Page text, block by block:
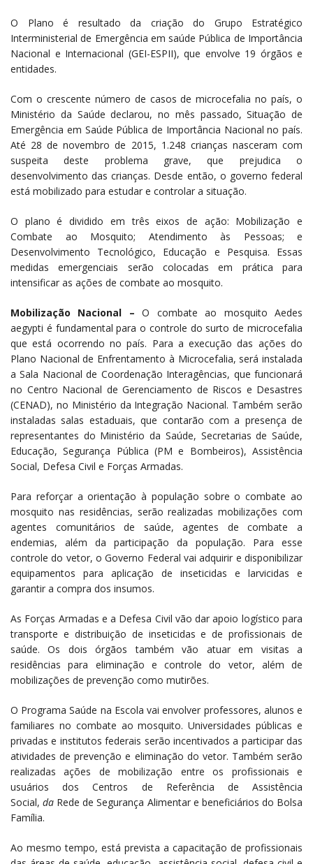
O Plano é resultado da criação do Grupo Estratégico
Interministerial de Emergência em saúde Pública de Importância
Nacional e Internacional (GEI-ESPII), que envolve 19 órgãos e
entidades.
Com o crescente número de casos de microcefalia no país, o
Ministério da Saúde declarou, no mês passado, Situação de
Emergência em Saúde Pública de Importância Nacional no país.
Até 28 de novembro de 2015, 1.248 crianças nasceram com
suspeita deste problema grave, que prejudica o
desenvolvimento das crianças. Desde então, o governo federal
está mobilizado para estudar e controlar a situação.
O plano é dividido em três eixos de ação: Mobilização e
Combate ao Mosquito; Atendimento às Pessoas; e
Desenvolvimento Tecnológico, Educação e Pesquisa. Essas
medidas emergenciais serão colocadas em prática para
intensificar as ações de combate ao mosquito.
Mobilização Nacional –O combate ao mosquito Aedes
aegypti é fundamental para o controle do surto de microcefalia
que está ocorrendo no país. Para a execução das ações do
Plano Nacional de Enfrentamento à Microcefalia, será instalada
a Sala Nacional de Coordenação Interagências, que funcionará
no Centro Nacional de Gerenciamento de Riscos e Desastres
(CENAD), no Ministério da Integração Nacional. Também serão
instaladas salas estaduais, que contarão com a presença de
representantes do Ministério da Saúde, Secretarias de Saúde,
Educação, Segurança Pública (PM e Bombeiros), Assistência
Social, Defesa Civil e Forças Armadas.
Para reforçar a orientação à população sobre o combate ao
mosquito nas residências, serão realizadas mobilizações com
agentes comunitários de saúde, agentes de combate a
endemias, além da participação da população. Para esse
controle do vetor, o Governo Federal vai adquirir e disponibilizar
equipamentos para aplicação de inseticidas e larvicidas e
garantir a compra dos insumos.
As Forças Armadas e a Defesa Civil vão dar apoio logístico para
transporte e distribuição de inseticidas e de profissionais de
saúde. Os dois órgãos também vão atuar em visitas a
residências para eliminação e controle do vetor, além de
mobilizações de prevenção como mutirões.
O Programa Saúde na Escola vai envolver professores, alunos e
familiares no combate ao mosquito. Universidades públicas e
privadas e institutos federais serão incentivados a participar das
atividades de prevenção e eliminação do vetor. Também serão
realizadas ações de mobilização entre os profissionais e
usuários dos Centros de Referência de Assistência
Social,da Rede de Segurança Alimentar e beneficiários do Bolsa
Família.
Ao mesmo tempo, está prevista a capacitação de profissionais